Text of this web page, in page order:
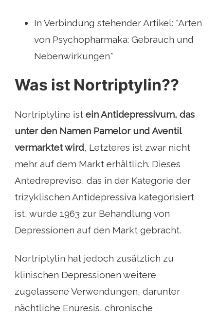
In Verbindung stehender Artikel: "Arten
von Psychopharmaka: Gebrauch und
Nebenwirkungen"
Was ist Nortriptylin??
Nortriptyline ist ein Antidepressivum, das
unter den Namen Pamelor und Aventil
vermarktet wird, Letzteres ist zwar nicht
mehr auf dem Markt erhältlich. Dieses
Antedrepreviso, das in der Kategorie der
trizyklischen Antidepressiva kategorisiert
ist, wurde 1963 zur Behandlung von
Depressionen auf den Markt gebracht.
Nortriptylin hat jedoch zusätzlich zu
klinischen Depressionen weitere
zugelassene Verwendungen, darunter
nächtliche Enuresis, chronische